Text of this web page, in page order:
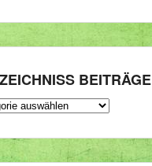
BEITRÄGE